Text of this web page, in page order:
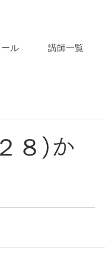
ル 講師一覧
８)か